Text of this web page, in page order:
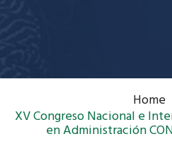
Home
XV Congreso Nacional e
en Administración